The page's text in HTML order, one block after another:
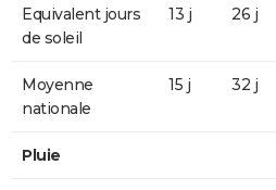
Equivalent jours
de soleil
13 j 26 j
Moyenne
nationale
15 j 32 j
Pluie